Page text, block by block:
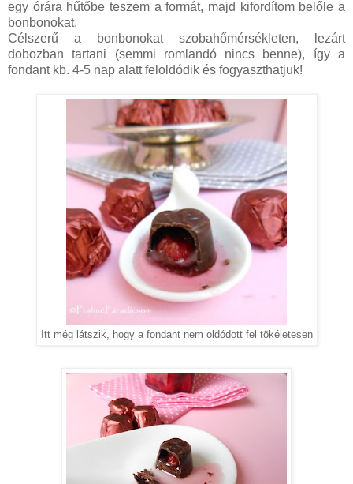
egy órára hűtőbe teszem a formát, majd kifordítom belőle a
bonbonokat.
Célszerű a bonbonokat szobahőmérsékleten, lezárt
dobozban tartani (semmi romlandó nincs benne), így a
fondant kb. 4-5 nap alatt feloldódik és fogyaszthatjuk!
Itt még látszik, hogy a fondant nem oldódott fel tökéletesen